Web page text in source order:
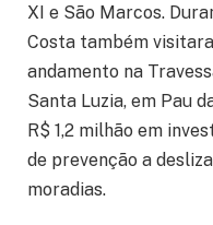
XI e São Marcos.
Costa também
andamento na
Santa Luzia, em Pau
R$ 1,2 milhão em
de prevenção a
moradias.